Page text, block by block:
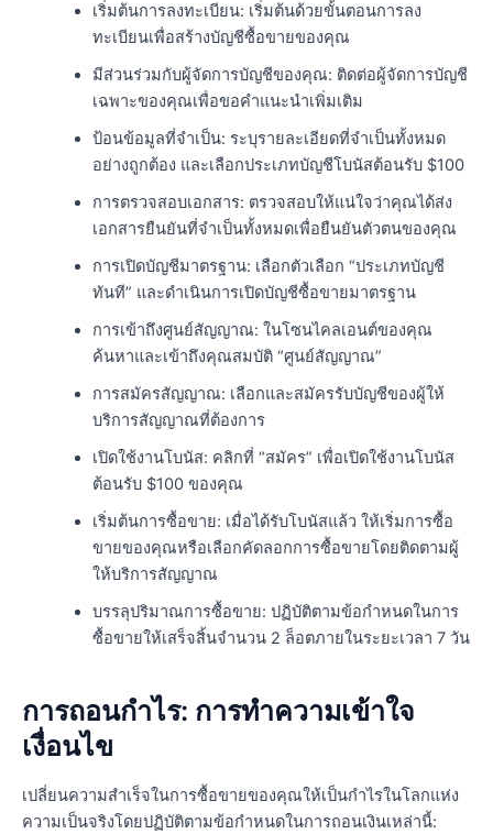
เริ่มต้นการลงทะเบียน: เริ่มต้นด้วยขั้นตอนการลง
ทะเบียนเพื่อสร้างบัญชีซื้อขายของคุณ
มีส่วนร่วมกับผู้จัดการบัญชีของคุณ: ติดต่อผู้จัดการบัญชี
เฉพาะของคุณเพื่อขอคำแนะนำเพิ่มเติม
ป้อนข้อมูลที่จำเป็น: ระบุรายละเอียดที่จำเป็นทั้งหมด
อย่างถูกต้อง และเลือกประเภทบัญชีโบนัสต้อนรับ $100
การตรวจสอบเอกสาร: ตรวจสอบให้แน่ใจว่าคุณได้ส่ง
เอกสารยืนยันที่จำเป็นทั้งหมดเพื่อยืนยันตัวตนของคุณ
การเปิดบัญชีมาตรฐาน: เลือกตัวเลือก “ประเภทบัญชี
ทันที” และดำเนินการเปิดบัญชีซื้อขายมาตรฐาน
การเข้าถึงศูนย์สัญญาณ: ในโซนไคลเอนต์ของคุณ
ค้นหาและเข้าถึงคุณสมบัติ “ศูนย์สัญญาณ”
การสมัครสัญญาณ: เลือกและสมัครรับบัญชีของผู้ให้
บริการสัญญาณที่ต้องการ
เปิดใช้งานโบนัส: คลิกที่ “สมัคร” เพื่อเปิดใช้งานโบนัส
ต้อนรับ $100 ของคุณ
เริ่มต้นการซื้อขาย: เมื่อได้รับโบนัสแล้ว ให้เริ่มการซื้อ
ขายของคุณหรือเลือกคัดลอกการซื้อขายโดยติดตามผู้
ให้บริการสัญญาณ
บรรลุปริมาณการซื้อขาย: ปฏิบัติตามข้อกำหนดในการ
ซื้อขายให้เสร็จสิ้นจำนวน 2 ล็อตภายในระยะเวลา 7 วัน
การถอนกำไร: การทำความเข้าใจ
เงื่อนไข
เปลี่ยนความสำเร็จในการซื้อขายของคุณให้เป็นกำไรในโลกแห่ง
ความเป็นจริงโดยปฏิบัติตามข้อกำหนดในการถอนเงินเหล่านี้: